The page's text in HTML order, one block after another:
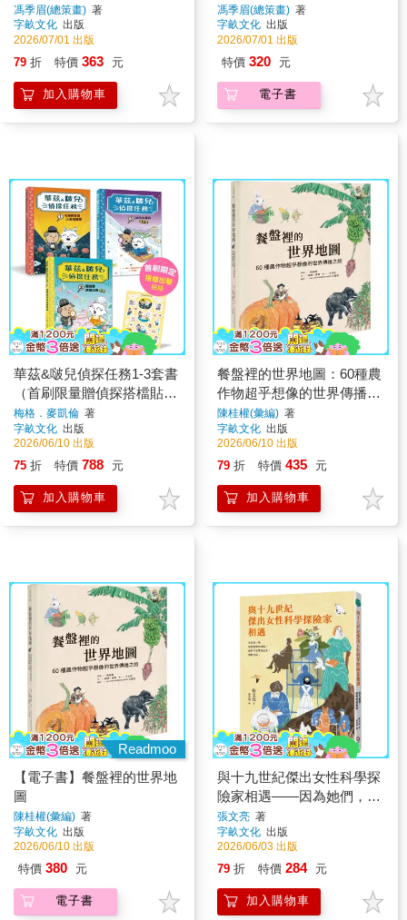
馮季眉(總策畫) 著
字畝文化 出版
2026/07/01 出版
79 折 特價 363 元
加入購物車
馮季眉(總策畫) 著
字畝文化 出版
2026/07/01 出版
特價 320 元
電子書
華茲&啵兒偵探任務1-3套書
（首刷限量贈偵探搭檔貼
紙）
梅格．麥凱倫 著
字畝文化 出版
2026/06/10 出版
75 折 特價 788 元
加入購物車
餐盤裡的世界地圖：60種農
作物超乎想像的世界傳播之
旅
陳桂權(彙編) 著
字畝文化 出版
2026/06/10 出版
79 折 特價 435 元
加入購物車
Readmoo
【電子書】餐盤裡的世界地
圖
陳桂權(彙編) 著
字畝文化 出版
2026/06/10 出版
特價 380 元
電子書
與十九世紀傑出女性科學探
險家相遇——因為她們，世
界變得更好（全新書封版）
張文亮 著
字畝文化 出版
2026/06/03 出版
79 折 特價 284 元
加入購物車